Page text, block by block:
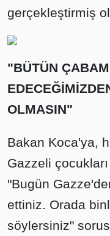
gerçekleştirmiş
"BÜTÜN
OLMASIN"
Bakan Koca'ya,
Gazzeli
"Bugün
ettiniz. Orada
söylersiniz"